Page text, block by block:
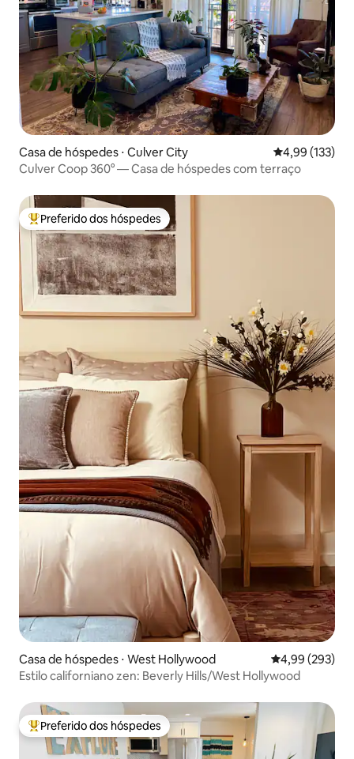
Casa de hóspedes ⋅ Culver City 4,99 de uma
4,99 (133)
Culver Coop 360° — Casa de hóspedes com terraço
Entre os melhores preferidos dos hóspedes
Preferido dos hóspedes
Casa de hóspedes ⋅ West Hollywood 4,99 de uma
4,99 (293)
Estilo californiano zen: Beverly Hills/West Hollywood
Entre os melhores preferidos dos hóspedes
Preferido dos hóspedes